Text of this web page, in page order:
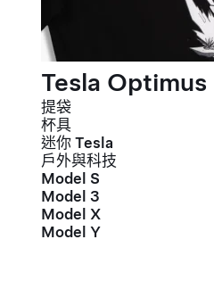
Tesla
提袋
杯具
迷你 Tesla
戶外與科技
Model S
Model 3
Model X
Model Y